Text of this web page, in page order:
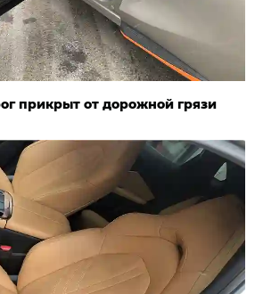
прикрыт от дорожной грязи